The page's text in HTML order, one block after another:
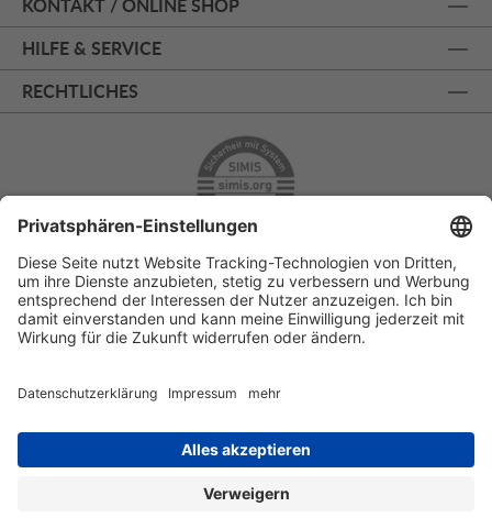
HILFE & SERVICE
RECHTLICHES
ÜBER 125 JAHRE AM PRINZIPALMARKT
PERSÖNLICHE BERATUNG
KOSTENLOSER RÜCKVERSAND